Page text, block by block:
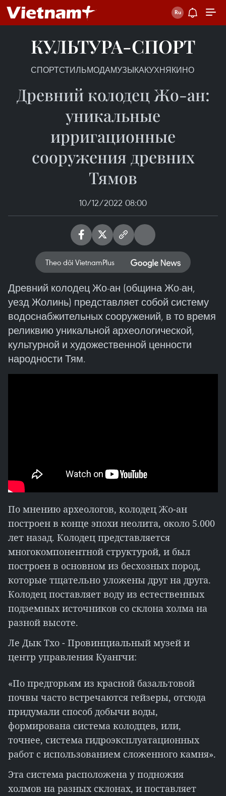
КУЛЬТУРА-СПОРТ
СПОРТСТИЛЬМОДАМУЗЫКАКУХНЯКИНО
Древний колодец Жо-ан:
уникальные
ирригационные
сооружения древних
Тямов
10/12/2022 08:00
Theo dõi VietnamPlus
Древний колодец Жо-ан (община Жо-ан,
уезд Жолинь) представляет собой систему
водоснабжительных сооружений, в то время
реликвию уникальной археологической,
культурной и художественной ценности
народности Тям.
По мнению археологов, колодец Жо-ан
построен в конце эпохи неолита, около 5.000
лет назад. Колодец представляется
многокомпонентной структурой, и был
построен в основном из бесхозных пород,
которые тщательно уложены друг на друга.
Колодец поставляет воду из естественных
подземных источников со склона холма на
разной высоте.
Ле Дык Тхо - Провинциальный музей и
центр управления Куангчи:
«По предгорьям из красной базальтовой
почвы часто встречаются гейзеры, отсюда
придумали способ добычи воды,
формирована система колодцев, или,
точнее, система гидроэксплуатационных
работ с использованием сложенного камня».
Эта система расположена у подножия
холмов на разных склонах, и поставляет